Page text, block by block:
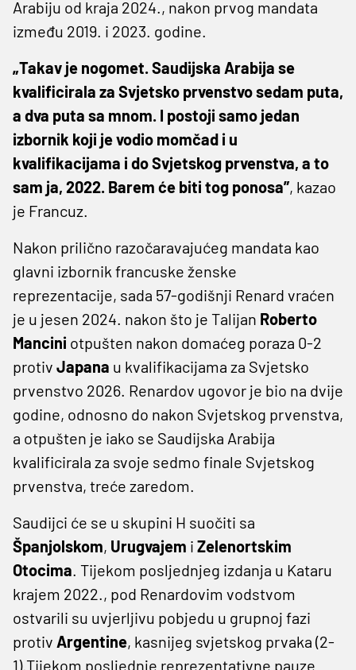
Arabiju od kraja 2024., nakon prvog mandata
između 2019. i 2023. godine.
„Takav je nogomet. Saudijska Arabija se
kvalificirala za Svjetsko prvenstvo sedam puta,
a dva puta sa mnom. I postoji samo jedan
izbornik koji je vodio momčad i u
kvalifikacijama i do Svjetskog prvenstva, a to
sam ja, 2022. Barem će biti tog ponosa”, kazao
je Francuz.
Nakon prilično razočaravajućeg mandata kao
glavni izbornik francuske ženske
reprezentacije, sada 57-godišnji Renard vraćen
je u jesen 2024. nakon što je Talijan Roberto
Mancini otpušten nakon domaćeg poraza 0-2
protiv Japana u kvalifikacijama za Svjetsko
prvenstvo 2026. Renardov ugovor je bio na dvije
godine, odnosno do nakon Svjetskog prvenstva,
a otpušten je iako se Saudijska Arabija
kvalificirala za svoje sedmo finale Svjetskog
prvenstva, treće zaredom.
Saudijci će se u skupini H suočiti sa
Španjolskom, Urugvajem i Zelenortskim
Otocima. Tijekom posljednjeg izdanja u Kataru
krajem 2022., pod Renardovim vodstvom
ostvarili su uvjerljivu pobjedu u grupnoj fazi
protiv Argentine, kasnijeg svjetskog prvaka (2-
1).Tijekom posljednje reprezentativne pauze